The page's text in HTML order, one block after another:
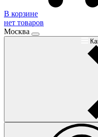
В корзине
нет товаров
Москва